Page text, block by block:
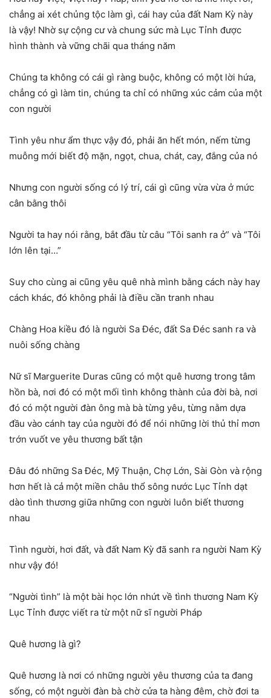
chẳng ai xét chủng tộc làm gì, cái hay của đất Nam Kỳ này
là vậy! Nhờ sự cộng cư và chung sức mà Lục Tỉnh được
hình thành và vững chãi qua tháng năm
Chúng ta không có cái gì ràng buộc, không có một lời hứa,
chẳng có gì làm tin, chúng ta chỉ có những xúc cảm của một
con người
Tình yêu như ẩm thực vậy đó, phải ăn hết món, nếm từng
muỗng mới biết độ mặn, ngọt, chua, chát, cay, đắng của nó
Nhưng con người sống có lý trí, cái gì cũng vừa vừa ở mức
cân bằng thôi
Người ta hay nói rằng, bắt đầu từ câu “Tôi sanh ra ở” và “Tôi
lớn lên tại…”
Suy cho cùng ai cũng yêu quê nhà mình bằng cách này hay
cách khác, đó không phải là điều cần tranh nhau
Chàng Hoa kiều đó là người Sa Đéc, đất Sa Đéc sanh ra và
nuôi sống chàng
Nữ sĩ Marguerite Duras cũng có một quê hương trong tâm
hồn bà, nơi đó có một mối tình không thành của đời bà, nơi
đó có một người đàn ông mà bà từng yêu, từng nằm dựa
đầu vào cánh tay của người đó để nói những lời thủ thỉ mơn
trớn vuốt ve yêu thương bất tận
Đâu đó những Sa Đéc, Mỹ Thuận, Chợ Lớn, Sài Gòn và rộng
hơn hết là cả một miền châu thổ sông nước Lục Tỉnh dạt
dào tình thương giữa những con người luôn biết thương
nhau
Tình người, hơi đất, và đất Nam Kỳ đã sanh ra người Nam Kỳ
như vậy đó!
“Người tình” là một bài học lớn nhứt về tình thương Nam Kỳ
Lục Tỉnh được viết ra từ một nữ sĩ người Pháp
Quê hương là gì?
Quê hương là nơi có những người yêu thương của ta đang
sống, có một người đàn bà chờ cửa ta hàng đêm, chờ đơi ta